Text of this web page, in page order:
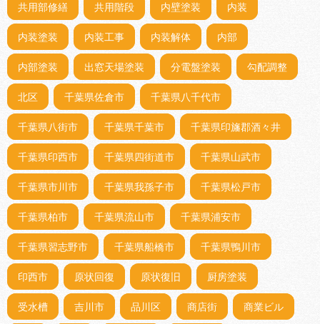
共用部修繕 共用階段 内壁塗装 内装
内装塗装 内装工事 内装解体 内部
内部塗装 出窓天場塗装 分電盤塗装 勾配調整
北区 千葉県佐倉市 千葉県八千代市
千葉県八街市 千葉県千葉市 千葉県印旛郡酒々井
千葉県印西市 千葉県四街道市 千葉県山武市
千葉県市川市 千葉県我孫子市 千葉県松戸市
千葉県柏市 千葉県流山市 千葉県浦安市
千葉県習志野市 千葉県船橋市 千葉県鴨川市
印西市 原状回復 原状復旧 厨房塗装
受水槽 吉川市 品川区 商店街 商業ビル